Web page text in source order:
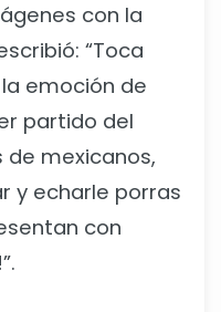
con la
“Toca
emoción de
partido del
de mexicanos,
y echarle porras
con